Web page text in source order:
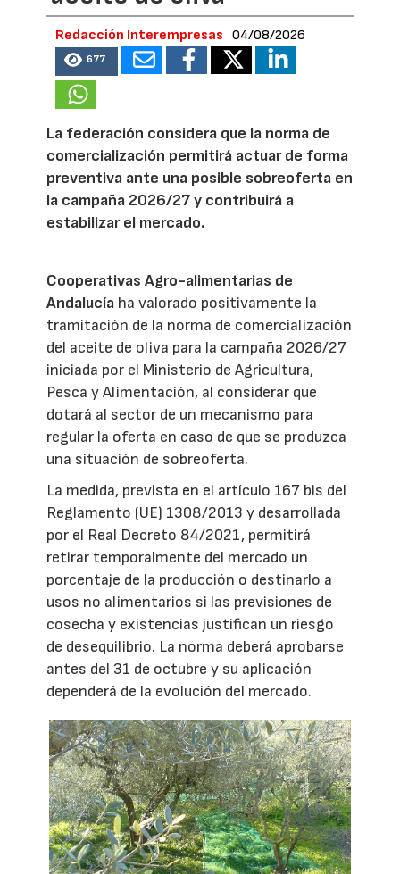
Redacción Interempresas 04/08/2026
677
La federación considera que la norma de
comercialización permitirá actuar de forma
preventiva ante una posible sobreoferta en
la campaña 2026/27 y contribuirá a
estabilizar el mercado.
Cooperativas Agro-alimentarias de
Andalucía ha valorado positivamente la
tramitación de la norma de comercialización
del aceite de oliva para la campaña 2026/27
iniciada por el Ministerio de Agricultura,
Pesca y Alimentación, al considerar que
dotará al sector de un mecanismo para
regular la oferta en caso de que se produzca
una situación de sobreoferta.
La medida, prevista en el artículo 167 bis del
Reglamento (UE) 1308/2013 y desarrollada
por el Real Decreto 84/2021, permitirá
retirar temporalmente del mercado un
porcentaje de la producción o destinarlo a
usos no alimentarios si las previsiones de
cosecha y existencias justifican un riesgo
de desequilibrio. La norma deberá aprobarse
antes del 31 de octubre y su aplicación
dependerá de la evolución del mercado.